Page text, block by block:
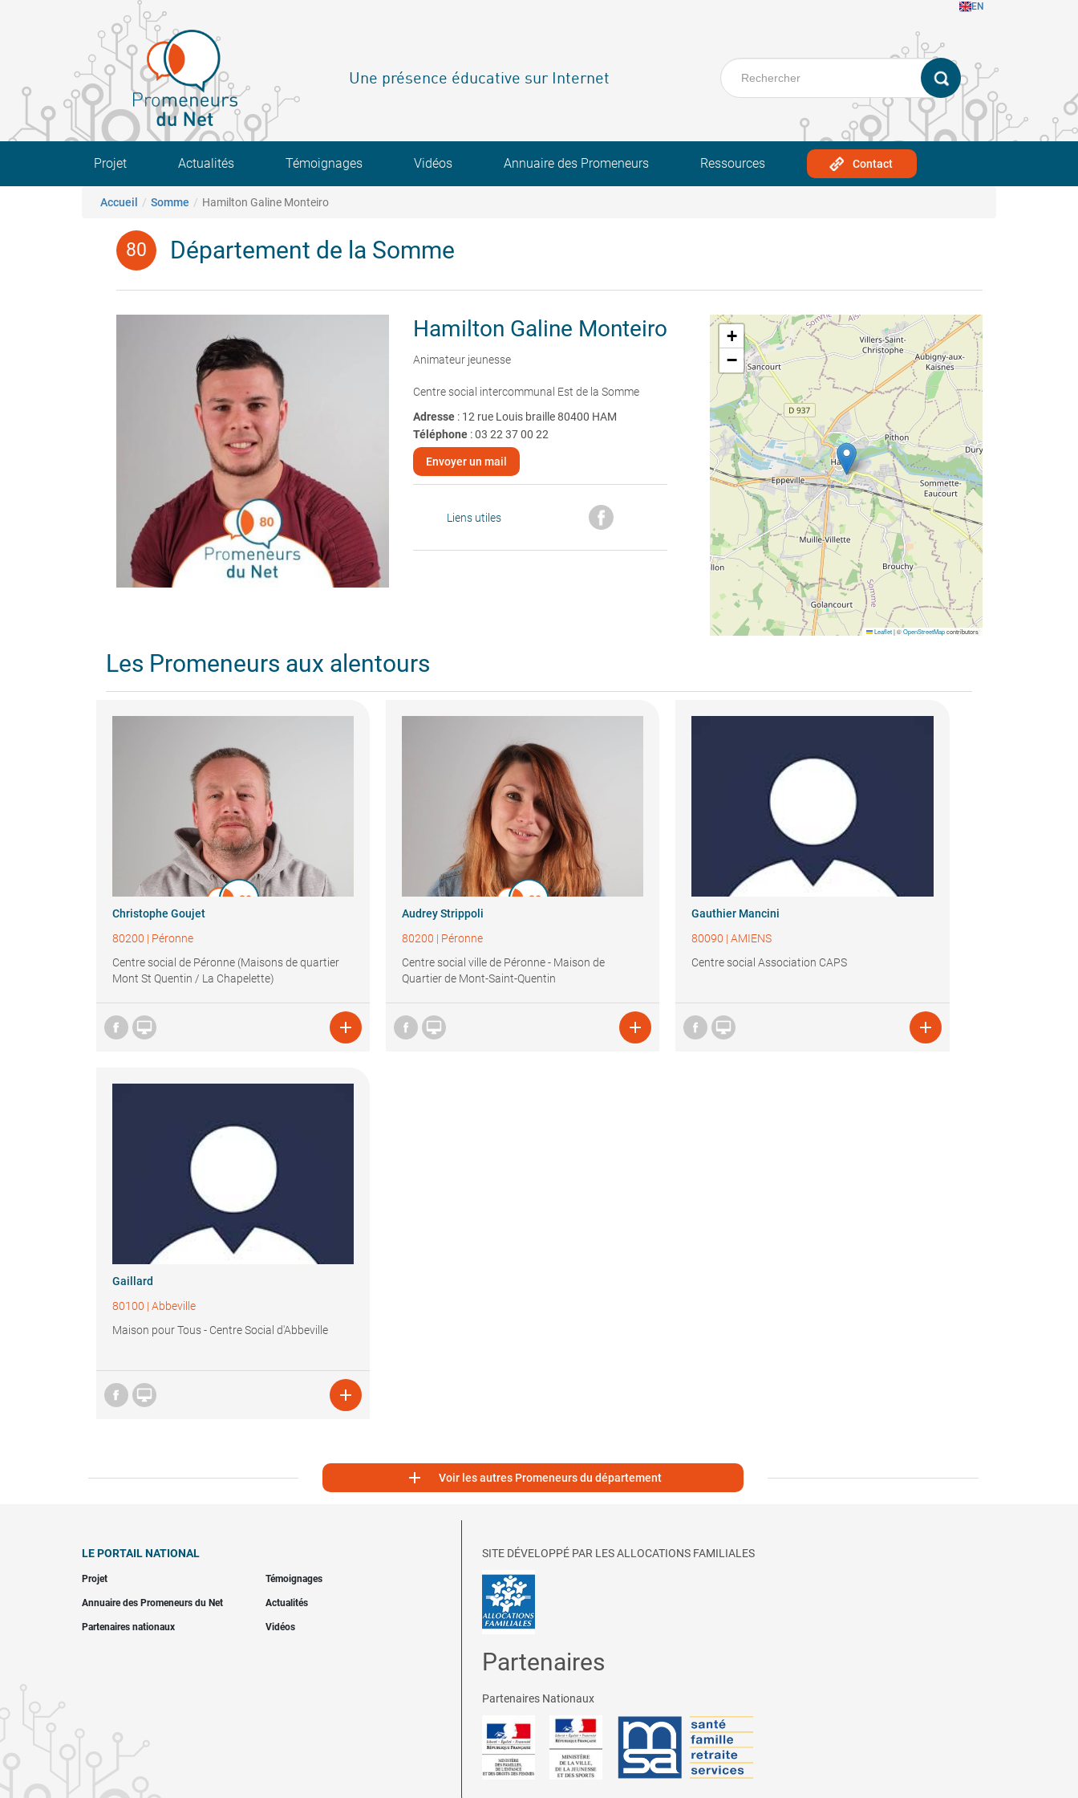
EN
Une présence éducative sur Internet
Main navigation
Projet Actualités Témoignages Vidéos Annuaire des Promeneurs Ressources Contact
Fil d'Ariane
Accueil Somme Hamilton Galine Monteiro
Département de la Somme
Hamilton Galine Monteiro
Animateur jeunesse
Centre social intercommunal Est de la Somme
Adresse : 12 rue Louis braille 80400 HAM
Téléphone:03 22 37 00 22
Envoyer un mail
Liens utiles
+
−
Leaflet |©OpenStreetMapcontributors
Les Promeneurs aux alentours
Christophe Goujet
80200 | Péronne
Centre social de Péronne (Maisons de quartier
Mont St Quentin / La Chapelette)
 
Audrey Strippoli
80200 | Péronne
Centre social ville de Péronne - Maison de
Quartier de Mont-Saint-Quentin
 
Gauthier Mancini
80090 |AMIENS
Centre social Association CAPS
 
Gaillard
80100 | Abbeville
Maison pour Tous - Centre Social d'Abbeville
 
 Voir les autres Promeneurs du département
LE PORTAIL NATIONAL
Projet Témoignages
Annuaire des Promeneurs du Net Actualités
Partenaires nationaux Vidéos
SITE DÉVELOPPÉ PAR LES ALLOCATIONS FAMILIALES
Partenaires
Partenaires Nationaux